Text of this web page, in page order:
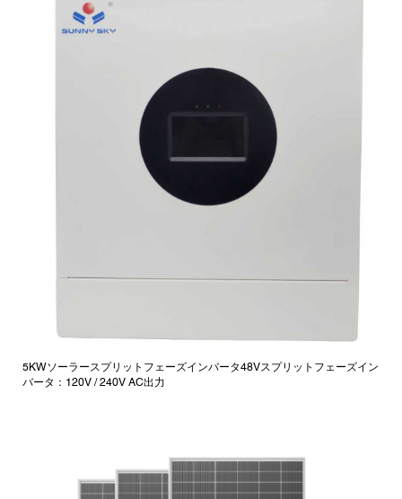
5KWソーラースプリットフェーズインバータ48Vスプリットフェーズイン
バータ：120V / 240V AC出力